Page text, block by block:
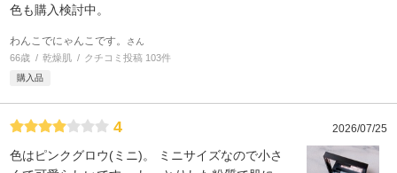
色も購入検討中。
わんこでにゃんこです。 さん
66歳 乾燥肌 クチコミ投稿 103件
購入品
4 2026/07/25
色はピンクグロウ(ミニ)。 ミニサイズなので小さ